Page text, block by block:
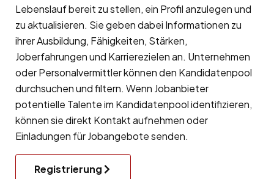
Lebenslauf bereit zu stellen, ein Profil anzulegen und
zu aktualisieren. Sie geben dabei Informationen zu
ihrer Ausbildung, Fähigkeiten, Stärken,
Joberfahrungen und Karrierezielen an. Unternehmen
oder Personalvermittler können den Kandidatenpool
durchsuchen und filtern. Wenn Jobanbieter
potentielle Talente im Kandidatenpool identifizieren,
können sie direkt Kontakt aufnehmen oder
Einladungen für Jobangebote senden.
Registrierung